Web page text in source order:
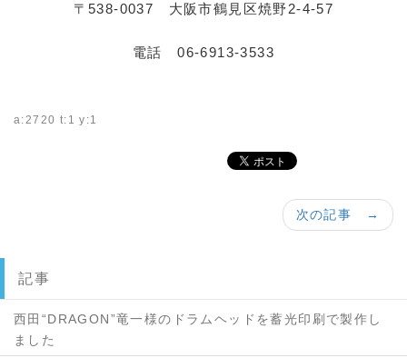
〒538-0037 大阪市鶴見区焼野2-4-57
電話 06-6913-3533
a:2720 t:1 y:1
次の記事 →
記事
西田“DRAGON”竜一様のドラムヘッドを蓄光印刷で製作し
ました